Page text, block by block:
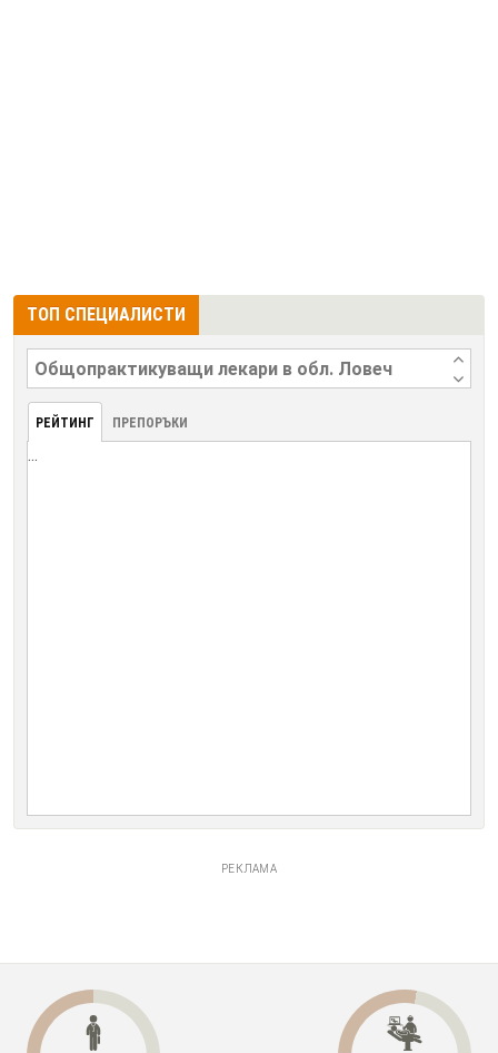
ТОП СПЕЦИАЛИСТИ
РЕЙТИНГ ПРЕПОРЪКИ
...
РЕКЛАМА